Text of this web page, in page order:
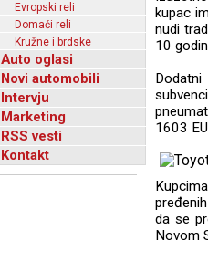
Evropski reli
Domaći reli
Kružne i brdske
Auto oglasi
Novi automobili
Intervju
Marketing
RSS vesti
Kontakt
kupac
nudi
10
1603
da se
Novom